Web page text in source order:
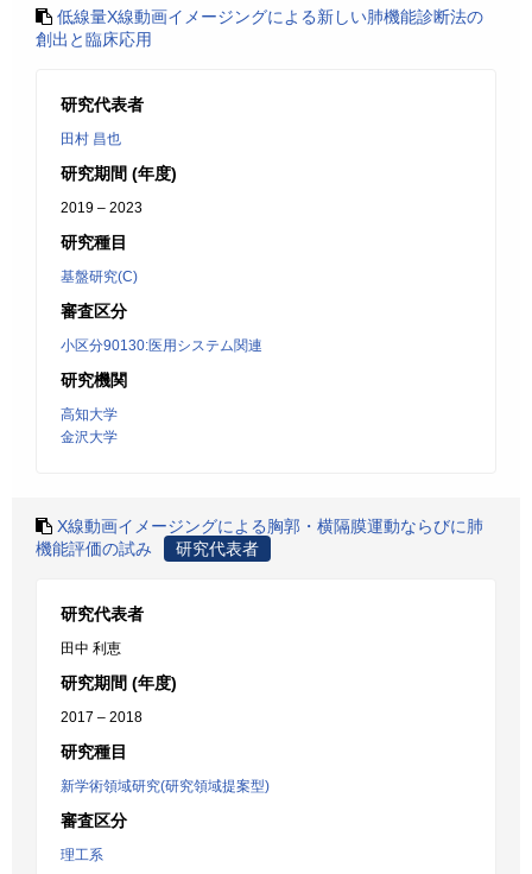
低線量X線動画イメージングによる新しい肺機能診断法の
創出と臨床応用
研究代表者
田村 昌也
研究期間 (年度)
2019 – 2023
研究種目
基盤研究(C)
審査区分
小区分90130:医用システム関連
研究機関
高知大学
金沢大学
X線動画イメージングによる胸郭・横隔膜運動ならびに肺
機能評価の試み
研究代表者
研究代表者
田中 利恵
研究期間 (年度)
2017 – 2018
研究種目
新学術領域研究(研究領域提案型)
審査区分
理工系